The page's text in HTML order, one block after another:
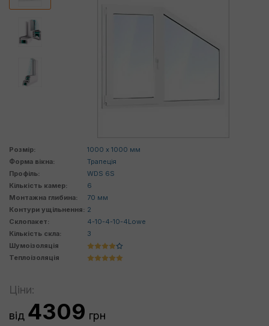
Розмір:
1000 х 1000 мм
Форма вікна:
Трапеція
Профіль:
WDS 6S
Кількість камер:
6
Монтажна глибина:
70 мм
Контури ущільнення: 2
Склопакет:
4-10-4-10-4Lowe
Кількість скла:
3
Шумоізоляція
Теплоізоляція
Ціни:
від 4309 грн